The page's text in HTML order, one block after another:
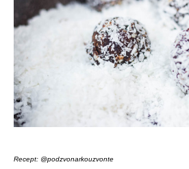
Recept: @podzvonarkouzvonte